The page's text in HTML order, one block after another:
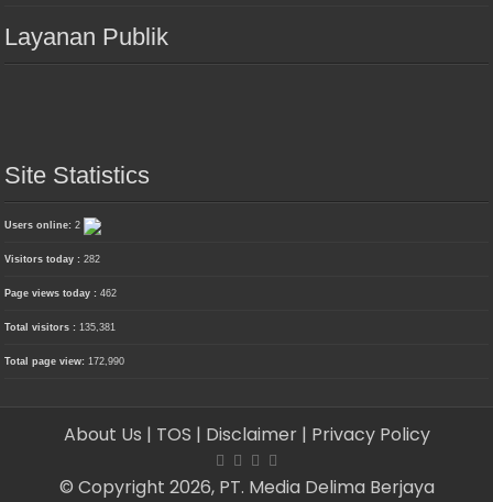
Layanan Publik
Site Statistics
Users online:2
Visitors today :282
Page views today :462
Total visitors :135,381
Total page view:172,990
About Us | TOS | Disclaimer | Privacy Policy
© Copyright 2026, PT. Media Delima Berjaya